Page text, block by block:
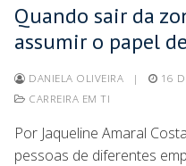
Quando sair da
assumir o papel
DANIELA OLIVEIRA | 16
CARREIRA EM TI
Por Jaqueline Amaral
pessoas de diferentes